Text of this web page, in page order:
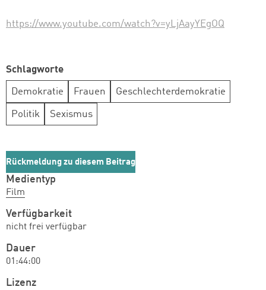
https://www.youtube.com/watch?v=yLjAayYEgOQ
Schlagworte
Demokratie Frauen Geschlechterdemokratie
Politik Sexismus
Rückmeldung zu diesem Beitrag
Medientyp
Film
Verfügbarkeit
nicht frei verfügbar
Dauer
01:44:00
Lizenz